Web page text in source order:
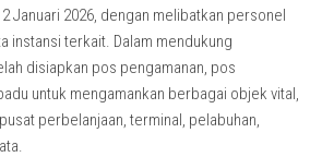
Januari 2026, dengan melibatkan personel
instansi terkait. Dalam mendukung
disiapkan pos pengamanan, pos
untuk mengamankan berbagai objek vital,
perbelanjaan, terminal, pelabuhan,